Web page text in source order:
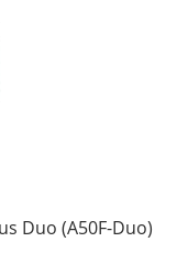
Duo (A50F-Duo)